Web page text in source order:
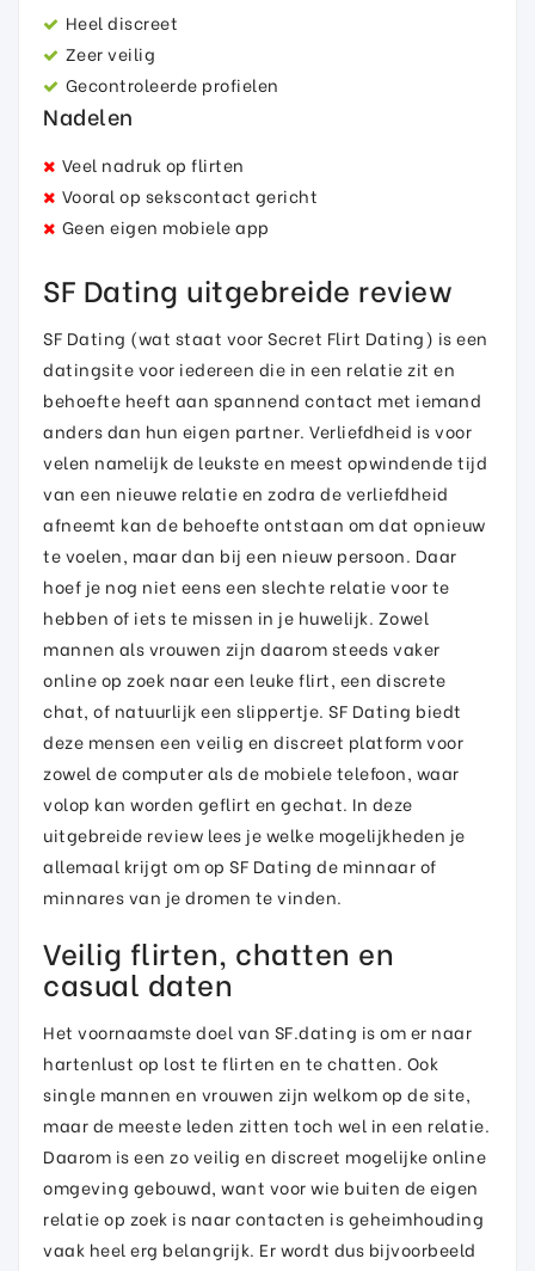
Heel discreet
Zeer veilig
Gecontroleerde profielen
Nadelen
Veel nadruk op flirten
Vooral op sekscontact gericht
Geen eigen mobiele app
SF Dating uitgebreide review
SF Dating (wat staat voor Secret Flirt Dating) is een
datingsite voor iedereen die in een relatie zit en
behoefte heeft aan spannend contact met iemand
anders dan hun eigen partner. Verliefdheid is voor
velen namelijk de leukste en meest opwindende tijd
van een nieuwe relatie en zodra de verliefdheid
afneemt kan de behoefte ontstaan om dat opnieuw
te voelen, maar dan bij een nieuw persoon. Daar
hoef je nog niet eens een slechte relatie voor te
hebben of iets te missen in je huwelijk. Zowel
mannen als vrouwen zijn daarom steeds vaker
online op zoek naar een leuke flirt, een discrete
chat, of natuurlijk een slippertje. SF Dating biedt
deze mensen een veilig en discreet platform voor
zowel de computer als de mobiele telefoon, waar
volop kan worden geflirt en gechat. In deze
uitgebreide review lees je welke mogelijkheden je
allemaal krijgt om op SF Dating de minnaar of
minnares van je dromen te vinden.
Veilig flirten, chatten en
casual daten
Het voornaamste doel van SF.dating is om er naar
hartenlust op lost te flirten en te chatten. Ook
single mannen en vrouwen zijn welkom op de site,
maar de meeste leden zitten toch wel in een relatie.
Daarom is een zo veilig en discreet mogelijke online
omgeving gebouwd, want voor wie buiten de eigen
relatie op zoek is naar contacten is geheimhouding
vaak heel erg belangrijk. Er wordt dus bijvoorbeeld